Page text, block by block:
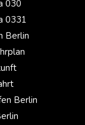
030
0331
Berlin
Berlin